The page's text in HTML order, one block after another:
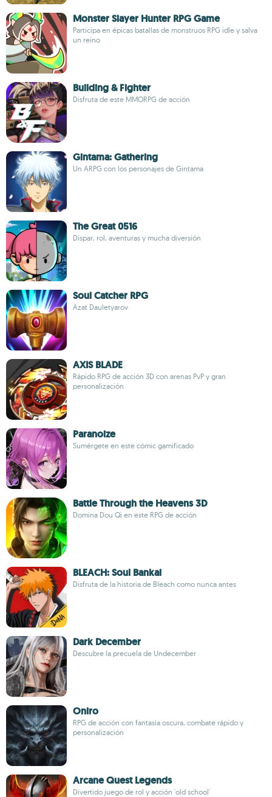
Monster Slayer Hunter RPG Game
Participa en épicas batallas de monstruos RPG idle y salva
un reino
Building & Fighter
Disfruta de este MMORPG de acción
Gintama: Gathering
Un ARPG con los personajes de Gintama
The Great 0516
Dispar, rol, aventuras y mucha diversión
Soul Catcher RPG
Azat Dauletyarov
AXIS BLADE
Rápido RPG de acción 3D con arenas PvP y gran
personalización
Paranoize
Sumérgete en este cómic gamificado
Battle Through the Heavens 3D
Domina Dou Qi en este RPG de acción
BLEACH: Soul Bankai
Disfruta de la historia de Bleach como nunca antes
Dark December
Descubre la precuela de Undecember
Oniro
RPG de acción con fantasía oscura, combate rápido y
personalización
Arcane Quest Legends
Divertido juego de rol y acción 'old school'